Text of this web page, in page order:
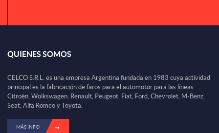
QUIENES SOMOS
CELCO S.R.L. es una empresa Argentina fundada en 1983 cuya actividad
principal es la fabricación de faros para el automotor para las líneas
Citroën, Wolkswagen, Renault, Peugeot, Fiat, Ford, Chevrolet, M-Benz,
Seat, Alfa Romeo y Toyota.
MÁS INFO